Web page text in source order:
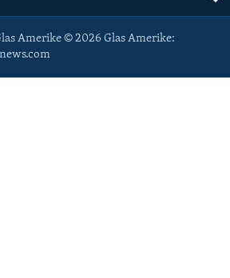
Amerike © 2026 Glas Amerike: